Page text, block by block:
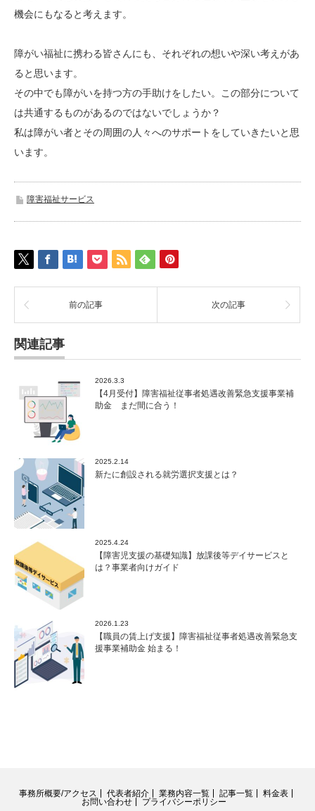
機会にもなると考えます。
障がい福祉に携わる皆さんにも、それぞれの想いや深い考えがあ
ると思います。
その中でも障がいを持つ方の手助けをしたい。この部分について
は共通するものがあるのではないでしょうか？
私は障がい者とその周囲の人々へのサポートをしていきたいと思
います。
障害福祉サービス
前の記事 次の記事
関連記事
2026.3.3
【4月受付】障害福祉従事者処遇改善緊急支援事業補
助金 まだ間に合う！
2025.2.14
新たに創設される就労選択支援とは？
2025.4.24
【障害児支援の基礎知識】放課後等デイサービスと
は？事業者向けガイド
2026.1.23
【職員の賃上げ支援】障害福祉従事者処遇改善緊急支
援事業補助金 始まる！
事務所概要/アクセス 代表者紹介 業務内容一覧 記事一覧
料金表
お問い合わせ
プライバシーポリシー